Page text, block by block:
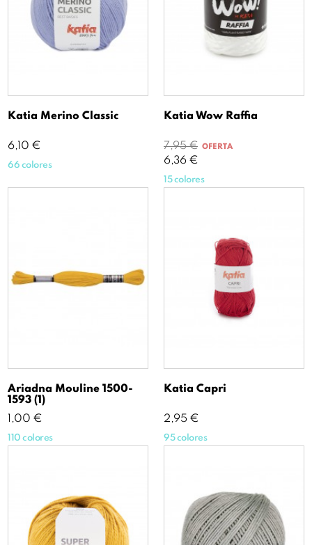
Katia Merino Classic
Precio
6,10 €
66 colores
Katia Wow Raffia
Precio
base
7,95 €Precio
6,36 €
OFERTA
15 colores
Ariadna Mouline 1500-
1593 (1)
Precio
1,00 €
110 colores
Katia Capri
Precio
2,95 €
95 colores